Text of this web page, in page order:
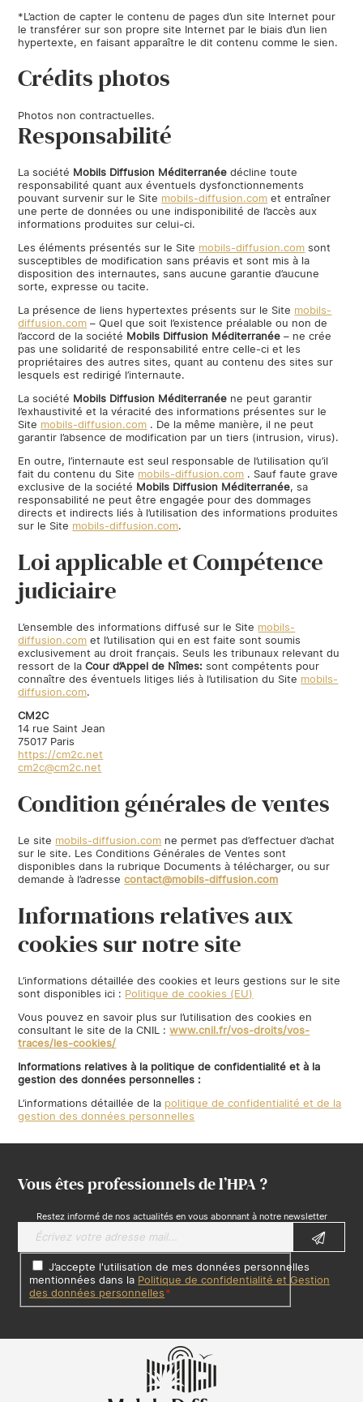
*L’action de capter le contenu de pages d’un site Internet pour
le transférer sur son propre site Internet par le biais d’un lien
hypertexte, en faisant apparaître le dit contenu comme le sien.
Crédits photos
Photos non contractuelles.
Responsabilité
La société Mobils Diffusion Méditerranée décline toute
responsabilité quant aux éventuels dysfonctionnements
pouvant survenir sur le Site mobils-diffusion.com et entraîner
une perte de données ou une indisponibilité de l’accès aux
informations produites sur celui-ci.
Les éléments présentés sur le Site mobils-diffusion.com sont
susceptibles de modification sans préavis et sont mis à la
disposition des internautes, sans aucune garantie d’aucune
sorte, expresse ou tacite.
La présence de liens hypertextes présents sur le Site mobils-
diffusion.com – Quel que soit l’existence préalable ou non de
l’accord de la société Mobils Diffusion Méditerranée – ne crée
pas une solidarité de responsabilité entre celle-ci et les
propriétaires des autres sites, quant au contenu des sites sur
lesquels est redirigé l’internaute.
La société Mobils Diffusion Méditerranée ne peut garantir
l’exhaustivité et la véracité des informations présentes sur le
Site mobils-diffusion.com . De la même manière, il ne peut
garantir l’absence de modification par un tiers (intrusion, virus).
En outre, l’internaute est seul responsable de l’utilisation qu’il
fait du contenu du Site mobils-diffusion.com . Sauf faute grave
exclusive de la société Mobils Diffusion Méditerranée, sa
responsabilité ne peut être engagée pour des dommages
directs et indirects liés à l’utilisation des informations produites
sur le Site mobils-diffusion.com.
Loi applicable et Compétence
judiciaire
L’ensemble des informations diffusé sur le Site mobils-
diffusion.com et l’utilisation qui en est faite sont soumis
exclusivement au droit français. Seuls les tribunaux relevant du
ressort de la Cour d’Appelde Nîmes: sont compétents pour
connaître des éventuels litiges liés à l’utilisation du Site mobils-
diffusion.com.
CM2C
14 rue Saint Jean
75017 Paris
https://cm2c.net
cm2c@cm2c.net
Condition générales de ventes
Le site mobils-diffusion.com ne permet pas d’effectuer d’achat
sur le site. Les Conditions Générales de Ventes sont
disponibles dans la rubrique Documents à télécharger, ou sur
demande à l’adressecontact@mobils-diffusion.com
Informations relatives aux
cookies sur notre site
L’informations détaillée des cookies et leurs gestions sur le site
sont disponibles ici : Politique de cookies (EU)
Vous pouvez en savoir plus sur l’utilisation des cookies en
consultant le site de la CNIL :www.cnil.fr/vos-droits/vos-
traces/les-cookies/
Informations relatives à la politique de confidentialité et à la
gestion des données personnelles :
L’informations détaillée de la politique de confidentialité et de la
gestion des données personnelles
Vous êtes professionnels de l’HPA ?
Restez informé de nos actualités en vous abonnant à notre newsletter
J’accepte l'utilisation de mes données personnelles
mentionnées dans la Politique de confidentialité et Gestion
des données personnelles*